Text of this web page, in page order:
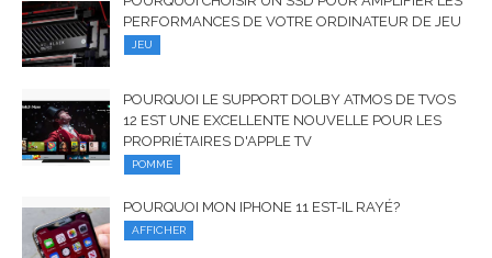
PERFORMANCES DE VOTRE ORDINATEUR DE JEU
JEU
POURQUOI LE SUPPORT DOLBY ATMOS DE TVOS
12 EST UNE EXCELLENTE NOUVELLE POUR LES
PROPRIÉTAIRES D'APPLE TV
POMME
POURQUOI MON IPHONE 11 EST-IL RAYÉ?
AFFICHER